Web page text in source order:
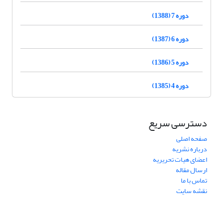
دوره 7 (1388)
دوره 6 (1387)
دوره 5 (1386)
دوره 4 (1385)
دسترسی سریع
صفحه اصلی
درباره نشریه
اعضای هیات تحریریه
ارسال مقاله
تماس با ما
نقشه سایت